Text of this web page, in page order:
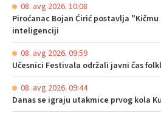
08. avg 2026. 10:08
Piroćanac Bojan Ćirić postavlja
inteligenciji
08. avg 2026. 09:59
Učesnici Festivala održali javni čas
08. avg 2026. 09:44
Danas se igraju utakmice prvog kola